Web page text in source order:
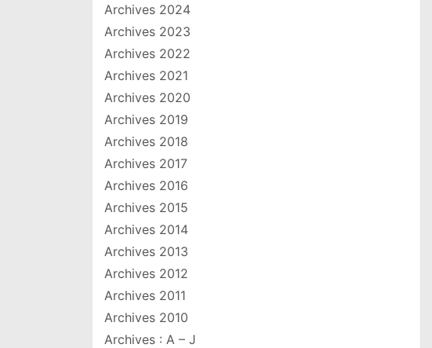
Archives 2024
Archives 2023
Archives 2022
Archives 2021
Archives 2020
Archives 2019
Archives 2018
Archives 2017
Archives 2016
Archives 2015
Archives 2014
Archives 2013
Archives 2012
Archives 2011
Archives 2010
Archives : A – J